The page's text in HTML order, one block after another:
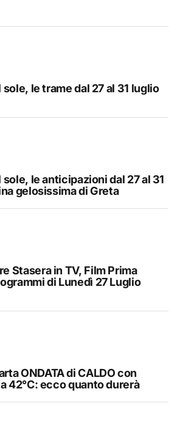
sole, le trame dal 27 al 31 luglio
sole, le anticipazioni dal 27 al 31
gelosissima di Greta
Stasera in TV, Film Prima
di Lunedì 27 Luglio
ONDATA di CALDO con
42°C: ecco quanto durerà